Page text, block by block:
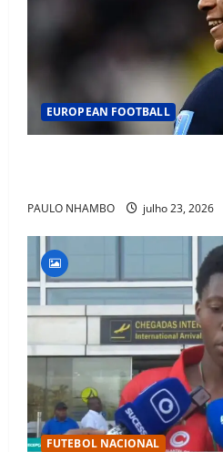
EUROPEAN FOOTBALL
PAULO NHAMBO julho 23, 2026
FUTEBOL NACIONAL